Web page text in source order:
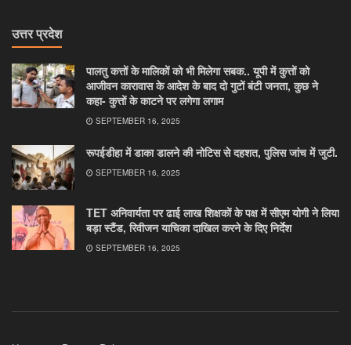
उत्तर प्रदेश
पालतु कत्तों के मालिकों को भी मिलेगा सबक.. यूपी में कुत्तों को
आजीवन कारावास के आदेश के बाद दो गुटों बंटी जनता, कुछ ने
कहा- कुत्तों के काटने पर लगेगा लगाम
SEPTEMBER 16, 2025
रूपईडीहा में डाका डालने की नोटिस से दहशत, पुलिस जांच में जुटी.
SEPTEMBER 16, 2025
TET अनिवार्यता पर ढाई लाख शिक्षकों के पक्ष में सीएम योगी ने लिया
बड़ा स्टैंड, रिवीजन याचिका दाखिल करने के दिए निर्देश
SEPTEMBER 16, 2025